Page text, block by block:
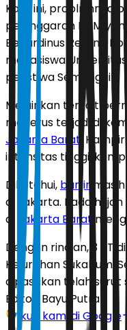
Kaali ini, problrmnya
pelanggaran HAM
Benardinus Realino
mahasiswa
peristiwa Semanggi I.
Melainkan terkait
menerus terjadi di
Jakarta Barat .
intensitas tinggi,
Diketahui, banjir
di Jakarta. Pada
di
Jakarta Barat
Dengan rincian, 3 RT
Kelurahan Sukabumi
dipastikan telah surut
Editor: Bayu Putra
Ikuti kami di Google